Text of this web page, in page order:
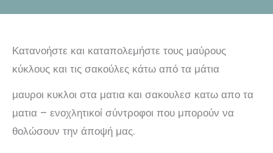
Κατανοήστε και καταπολεμήστε τους μαύρους
κύκλους και τις σακούλες κάτω από τα μάτια
μαυροι κυκλοι στα ματια και σακουλεσ κατω απο τα
ματια – ενοχλητικοί σύντροφοι που μπορούν να
θολώσουν την άποψή μας.